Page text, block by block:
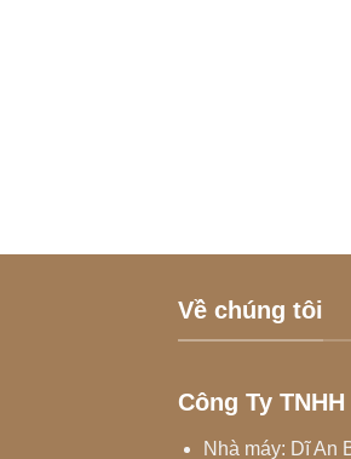
Về chúng tôi
Công Ty
Nhà máy: Dĩ An